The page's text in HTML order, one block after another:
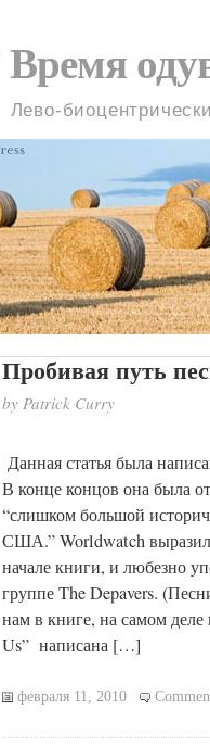
Время
Лево-
Пробивая путь
by Patrick Curry
Данная статья была
В конце концов она была
“слишком большой
США.” Worldwatch выразил
начале книги, и любезно
группе The Depavers.
нам в книге, на самом
Us” написана […]
февраля 11, 2010